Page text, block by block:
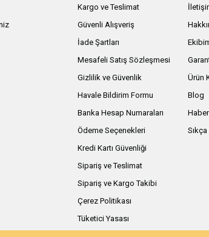
Kargo ve Teslimat
Güvenli Alışveriş
İade Şartları
Mesafeli Satış Sözleşmesi
Gizlilik ve Güvenlik
Havale Bildirim Formu
Banka Hesap Numaraları
Ödeme Seçenekleri
Kredi Kartı Güvenliği
Sipariş ve Teslimat
Sipariş ve Kargo Takibi
Çerez Politikası
Tüketici Yasası
Ürün
Blog